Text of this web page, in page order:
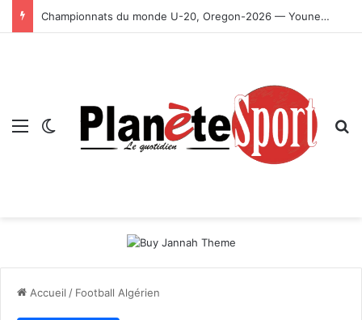
Championnats du monde U-20, Oregon-2026 — Younes Ayachi décroche la médaille d’or
Menu Switch skin
Accueil / Football Algérien